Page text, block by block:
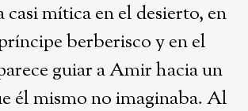
casi mítica en el desierto, en
berberisco y en el
guiar a Amir hacia un
él mismo no imaginaba. Al